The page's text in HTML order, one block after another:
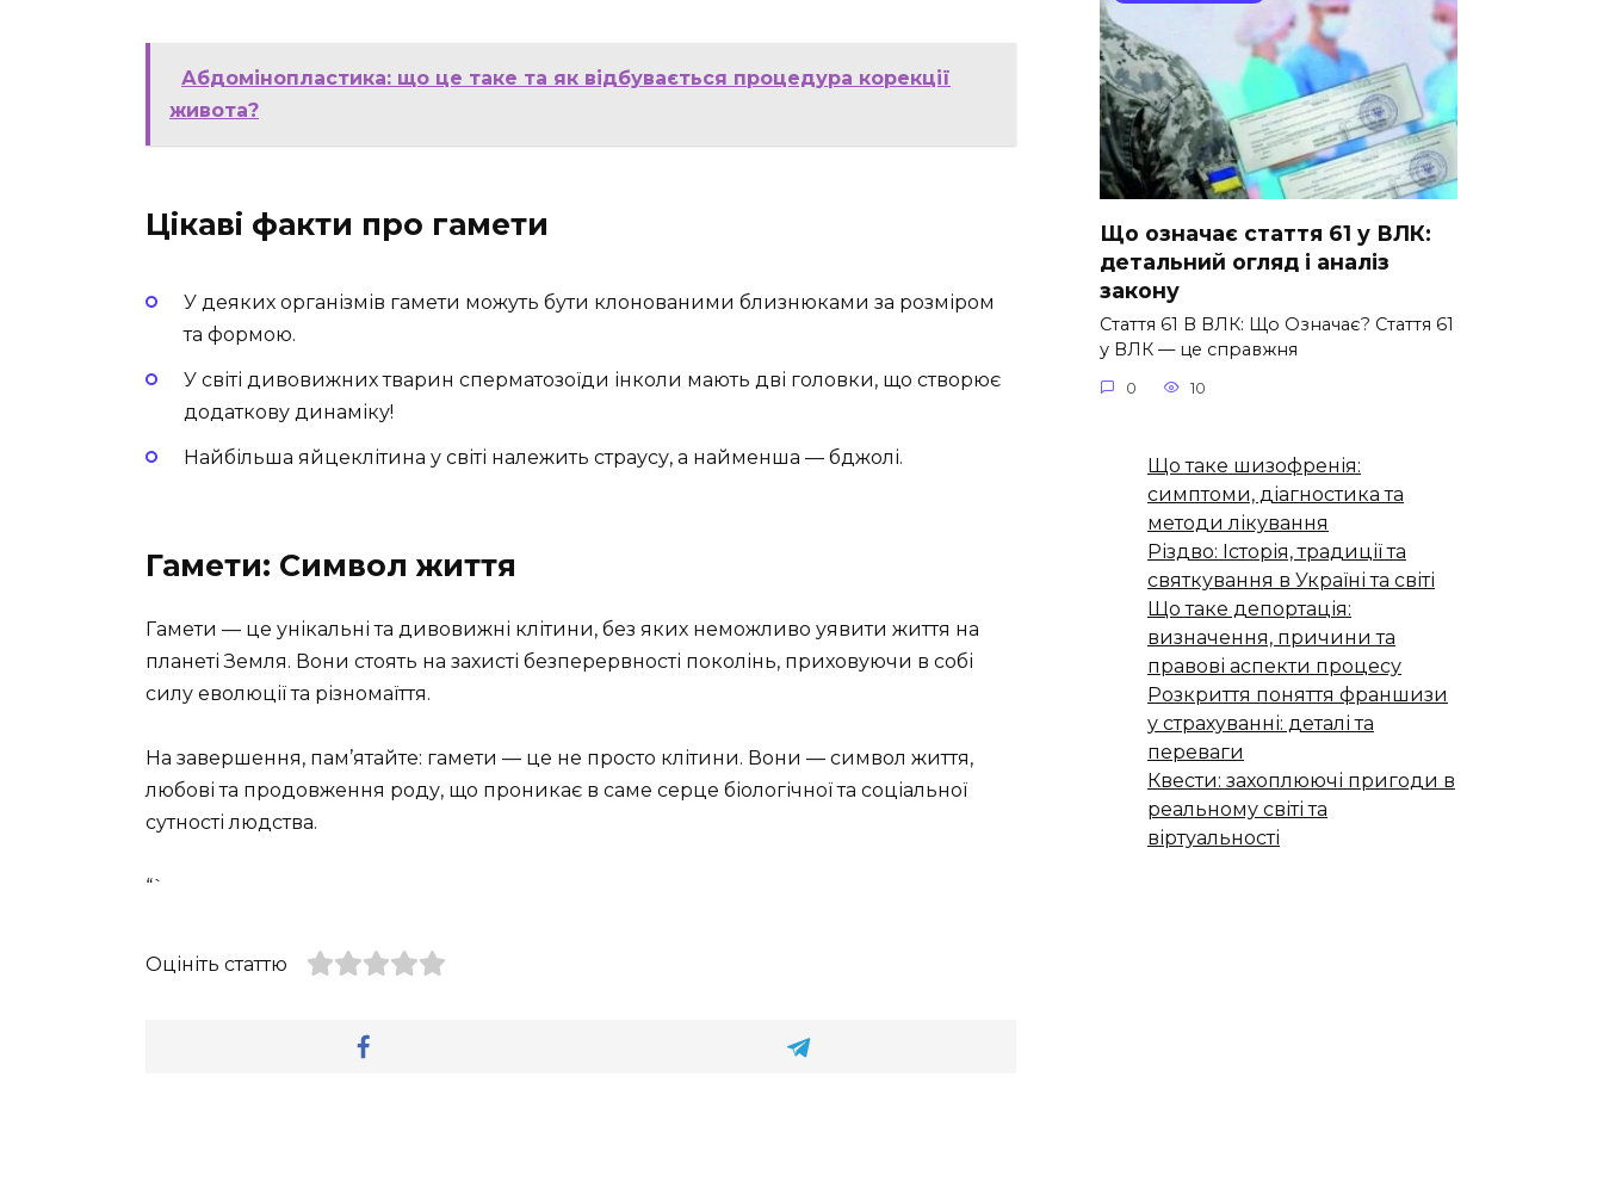
Абдомінопластика: що це таке та як відбувається процедура корекції
живота?
Цікаві факти про гамети
У деяких організмів гамети можуть бути клонованими близнюками за розміром
та формою.
У світі дивовижних тварин сперматозоїди інколи мають дві головки, що створює
додаткову динаміку!
Найбільша яйцеклітина у світі належить страусу, а найменша — бджолі.
Гамети: Символ життя
Гамети — це унікальні та дивовижні клітини, без яких неможливо уявити життя на
планеті Земля. Вони стоять на захисті безперервності поколінь, приховуючи в собі
силу еволюції та різномаїття.
На завершення, пам’ятайте: гамети — це не просто клітини. Вони — символ життя,
любові та продовження роду, що проникає в саме серце біологічної та соціальної
сутності людства.
“`
Оцініть статтю
Що означає стаття 61 у ВЛК:
детальний огляд і аналіз
закону
Стаття 61 В ВЛК: Що Означає? Стаття 61
у ВЛК — це справжня
0 10
Що таке шизофренія:
симптоми, діагностика та
методи лікування
Різдво: Історія, традиції та
святкування в Україні та світі
Що таке депортація:
визначення, причини та
правові аспекти процесу
Розкриття поняття франшизи
у страхуванні: деталі та
переваги
Квести: захоплюючі пригоди в
реальному світі та
віртуальності